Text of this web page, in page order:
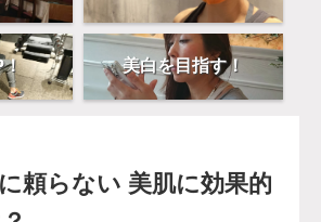
！ 美白を目指す！
頼らない 美肌に効果的